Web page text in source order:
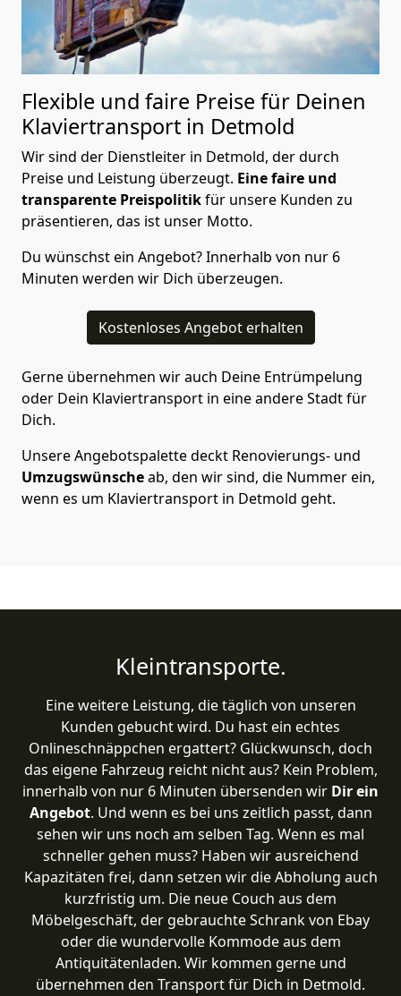
Flexible und faire Preise für Deinen
Klaviertransport in Detmold
Wir sind der Dienstleiter in Detmold, der durch
Preise und Leistung überzeugt. Eine faire und
transparente Preispolitikfür unsere Kunden zu
präsentieren, das ist unser Motto.
Du wünschst ein Angebot? Innerhalb von nur 6
Minuten werden wir Dich überzeugen.
Kostenloses Angebot erhalten
Gerne übernehmen wir auch Deine Entrümpelung
oder Dein Klaviertransport in eine andere Stadt für
Dich.
Unsere Angebotspalette deckt Renovierungs- und
Umzugswünscheab, den wir sind, die Nummer ein,
wenn es um Klaviertransport in Detmold geht.
Kleintransporte.
Eine weitere Leistung, die täglich von unseren
Kunden gebucht wird. Du hast ein echtes
Onlineschnäppchen ergattert? Glückwunsch, doch
das eigene Fahrzeug reicht nicht aus? Kein Problem,
innerhalb von nur 6 Minuten übersenden wir Dir ein
Angebot. Und wenn es bei uns zeitlich passt, dann
sehen wir uns noch am selben Tag. Wenn es mal
schneller gehen muss? Haben wir ausreichend
Kapazitäten frei, dann setzen wir die Abholung auch
kurzfristig um. Die neue Couch aus dem
Möbelgeschäft, der gebrauchte Schrank von Ebay
oder die wundervolle Kommode aus dem
Antiquitätenladen. Wir kommen gerne und
übernehmen den Transport für Dich in Detmold.